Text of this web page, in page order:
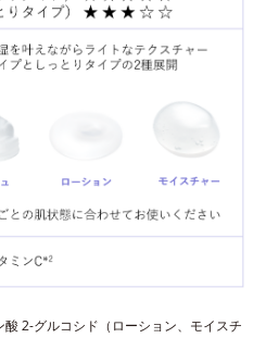
2-グルコシド（ローション、モイスチ